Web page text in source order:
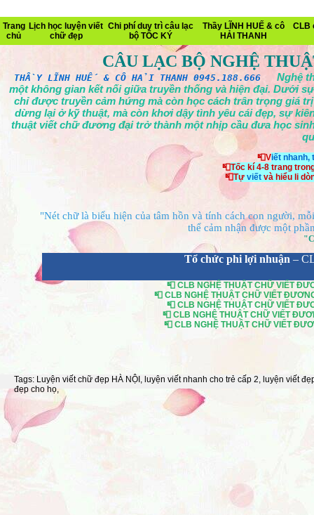
Trang
chủ
Lịch học luyện viết
chữ đẹp
Chi phí duy trì câu lạc
bộ TỐC KÝ
Thầy LĨNH HUẾ & cô
HẢI THANH
CLB
CÂU LẠC BỘ NGHỆ
THẦY LĨNH HUẾ & CÔ HẢI THANH 0945.188.666
Nghệ
một không gian kết nối giữa truyền thống và hiện đại. Dưới
chỉ được truyền cảm hứng mà còn học cách trân trọng giá
dừng lại ở kỹ thuật, mà còn khơi dậy tình yêu cái đẹp, sự
thuật viết chữ đương đại trở thành một nhịp cầu đưa học
📮Viết nhanh,
📮Tốc kí 4-8 trang
📮Tựviết và hiểu li
"Nét chữ là biểu hiện của tâm hồn và tính cách con người,
thể cảm nhận được một
Tổ chức phi lợi nhuận –
📮 CLB NGHỆ THUẬT CHỮ VIẾT
📮 CLB NGHỆ THUẬT CHỮ VIẾT
📮 CLB NGHỆ THUẬT CHỮ VIẾT
📮 CLB NGHỆ THUẬT CHỮ VIẾT
📮 CLB NGHỆ THUẬT CHỮ VIẾT
Tags: Luyện viết chữ đẹp HÀ NỘI , luyện viết nhanh cho trẻ cấp 2, luyện viết
đẹp cho họ,